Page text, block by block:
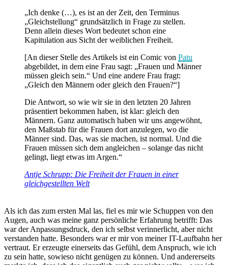
„Ich denke (…), es ist an der Zeit, den Terminus
„Gleichstellung“ grundsätzlich in Frage zu stellen.
Denn allein dieses Wort bedeutet schon eine
Kapitulation aus Sicht der weiblichen Freiheit.
[An dieser Stelle des Artikels ist ein Comic von Patu
abgebildet, in dem eine Frau sagt: „Frauen und Männer
müssen gleich sein.“ Und eine andere Frau fragt:
„Gleich den Männern oder gleich den Frauen?“]
Die Antwort, so wie wir sie in den letzten 20 Jahren
präsentiert bekommen haben, ist klar: gleich den
Männern. Ganz automatisch haben wir uns angewöhnt,
den Maßstab für die Frauen dort anzulegen, wo die
Männer sind. Das, was sie machen, ist normal. Und die
Frauen müssen sich dem angleichen – solange das nicht
gelingt, liegt etwas im Argen.“
Antje Schrupp: Die Freiheit der Frauen in einer
gleichgestellten Welt
Als ich das zum ersten Mal las, fiel es mir wie Schuppen von den
Augen, auch was meine ganz persönliche Erfahrung betrifft: Das
war der Anpassungsdruck, den ich selbst verinnerlicht, aber nicht
verstanden hatte. Besonders war er mir von meiner IT-Laufbahn her
vertraut. Er erzeugte einerseits das Gefühl, dem Anspruch, wie ich
zu sein hatte, sowieso nicht genügen zu können. Und andererseits